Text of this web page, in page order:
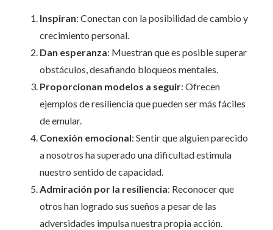
Inspiran: Conectan con la posibilidad de cambio y
crecimiento personal.
Dan esperanza: Muestran que es posible superar
obstáculos, desafiando bloqueos mentales.
Proporcionan modelos a seguir: Ofrecen
ejemplos de resiliencia que pueden ser más fáciles
de emular.
Conexión emocional: Sentir que alguien parecido
a nosotros ha superado una dificultad estimula
nuestro sentido de capacidad.
Admiración por la resiliencia: Reconocer que
otros han logrado sus sueños a pesar de las
adversidades impulsa nuestra propia acción.